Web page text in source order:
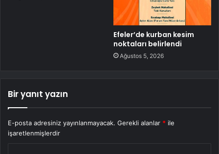
Efeler’de kurban kesim
noktaları belirlendi
Ağustos 5, 2026
Bir yanıt yazın
E-posta adresiniz yayınlanmayacak. Gerekli alanlar * ile
işaretlenmişlerdir